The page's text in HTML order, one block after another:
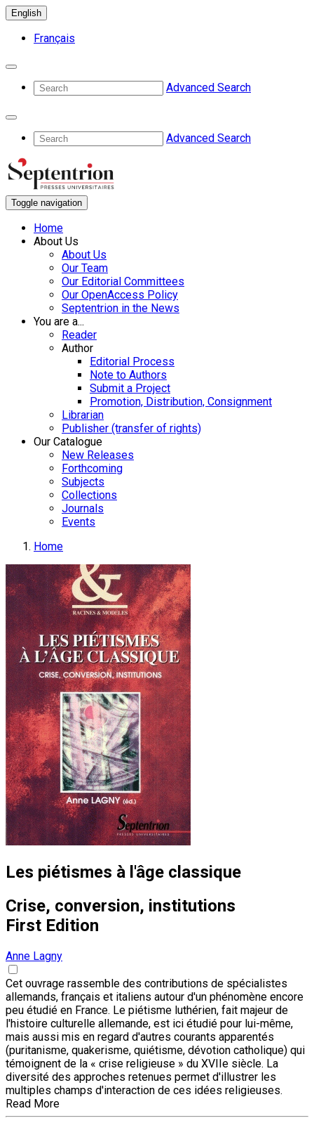
English
Français
Advanced Search
Advanced Search
Toggle navigation
Home
About Us
About Us
Our Team
Our Editorial Committees
Our OpenAccess Policy
Septentrion in the News
You are a...
Reader
Author
Editorial Process
Note to Authors
Submit a Project
Promotion, Distribution, Consignment
Librarian
Publisher (transfer of rights)
Our Catalogue
New Releases
Forthcoming
Subjects
Collections
Journals
Events
Home
Les piétismes à l'âge classique
Crise, conversion, institutions
First Edition
Anne Lagny
Cet ouvrage rassemble des contributions de spécialistes
allemands, français et italiens autour d'un phénomène encore
peu étudié en France. Le piétisme luthérien, fait majeur de
l'histoire culturelle allemande, est ici étudié pour lui-même,
mais aussi mis en regard d'autres courants apparentés
(puritanisme, quakerisme, quiétisme, dévotion catholique) qui
témoignent de la « crise religieuse » du XVIIe siècle. La
diversité des approches retenues permet d'illustrer les
multiples champs d'interaction de ces idées religieuses.
Read More